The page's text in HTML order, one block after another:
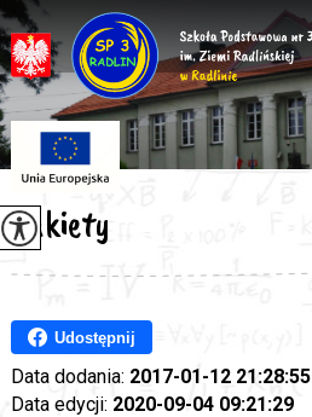
Ankiety
Udostępnij
Data dodania: 2017-01-12 21:28:55
Data edycji: 2020-09-04 09:21:29